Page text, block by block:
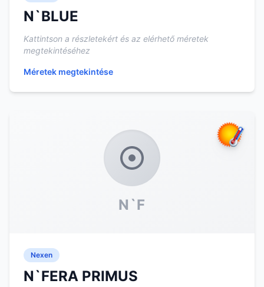
N`BLUE
Kattintson a részletekért és az elérhető méretek
megtekintéséhez
Méretek megtekintése
N`F
Nexen
N`FERA PRIMUS